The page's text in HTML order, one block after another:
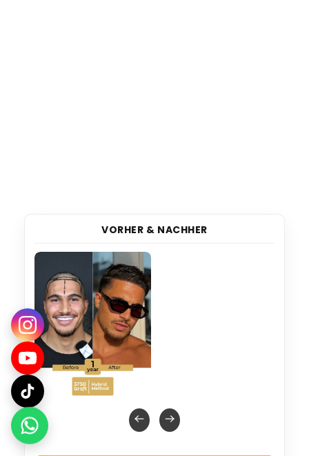
VORHER & NACHHER